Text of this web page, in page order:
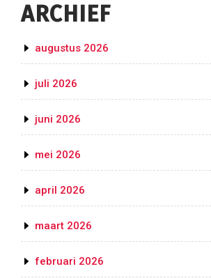
ARCHIEF
augustus 2026
juli 2026
juni 2026
mei 2026
april 2026
maart 2026
februari 2026